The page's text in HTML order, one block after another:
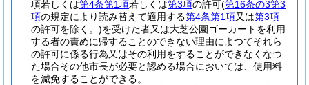
項若しくは第4条第1項若しくは第3項の許可(第16条の3第3
項の規定により読み替えて適用する第4条第1項又は第3項
の許可を除く。)を受けた者又は大芝公園ゴーカートを利用
する者の責めに帰することのできない理由によつてそれら
の許可に係る行為又はその利用をすることができなくなつ
た場合その他市長が必要と認める場合においては、使用料
を減免することができる。